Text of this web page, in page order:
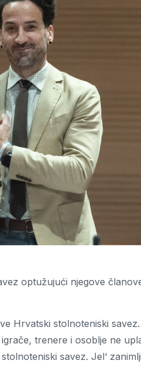
optužujući njegove
Hrvatski stolnoteniski savez.
trenere i osoblje ne
savez. Jel‘